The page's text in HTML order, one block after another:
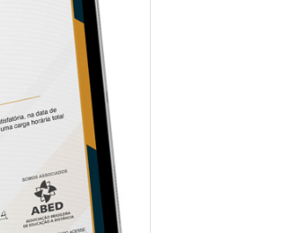
Cursos